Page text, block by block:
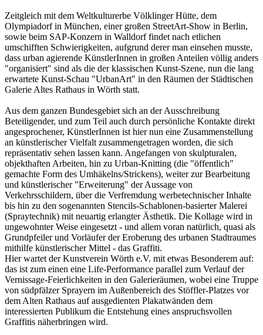
Zeitgleich mit dem Weltkulturerbe Völklinger Hütte, dem
Olympiadorf in München, einer großen StreetArt-Show in Berlin,
sowie beim SAP-Konzern in Walldorf findet nach etlichen
umschifften Schwierigkeiten, aufgrund derer man einsehen musste,
dass urban agierende KünstlerInnen in großen Anteilen völlig anders
"organisiert" sind als die der klassischen Kunst-Szene, nun die lang
erwartete Kunst-Schau "UrbanArt" in den Räumen der Städtischen
Galerie Altes Rathaus in Wörth statt.
Aus dem ganzen Bundesgebiet sich an der Ausschreibung
Beteiligender, und zum Teil auch durch persönliche Kontakte direkt
angesprochener, KünstlerInnen ist hier nun eine Zusammenstellung
an künstlerischer Vielfalt zusammengetragen worden, die sich
repräsentativ sehen lassen kann. Angefangen von skulpturalen,
objekthaften Arbeiten, hin zu Urban-Knitting (die "öffentlich"
gemachte Form des Umhäkelns/Strickens), weiter zur Bearbeitung
und künstlerischer "Erweiterung" der Aussage von
Verkehrsschildern, über die Verfremdung werbetechnischer Inhalte
bis hin zu den sogenannten Stencils-Schablonen-basierter Malerei
(Spraytechnik) mit neuartig erlangter Ästhetik. Die Kollage wird in
ungewohnter Weise eingesetzt - und allem voran natürlich, quasi als
Grundpfeiler und Vorläufer der Eroberung des urbanen Stadtraumes
mithilfe künstlerischer Mittel - das Graffiti.
Hier wartet der Kunstverein Wörth e.V. mit etwas Besonderem auf:
das ist zum einen eine Life-Performance parallel zum Verlauf der
Vernissage-Feierlichkeiten in den Galerieräumen, wobei eine Truppe
von südpfälzer Sprayern im Außenbereich des Stöffler-Platzes vor
dem Alten Rathaus auf ausgedienten Plakatwänden dem
interessierten Publikum die Entstehung eines anspruchsvollen
Graffitis näherbringen wird.